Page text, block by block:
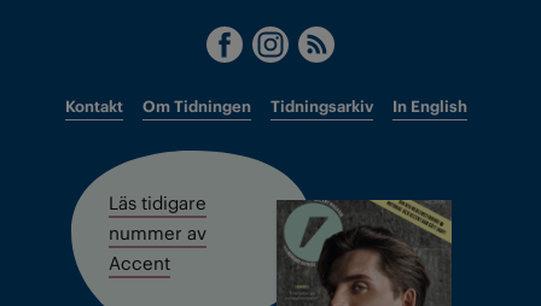
Kontakt Om Tidningen Tidningsarkiv In English
Läs tidigare
nummer av
Accent